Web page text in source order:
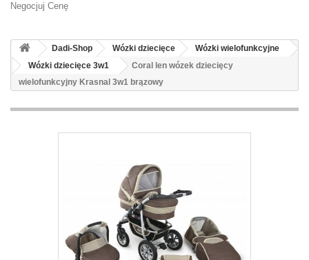
Negocjuj Cenę
Dadi-Shop Wózki dziecięce
Wózki wielofunkcyjne
Wózki dziecięce 3w1
Coral len wózek dziecięcy
wielofunkcyjny Krasnal 3w1 brązowy